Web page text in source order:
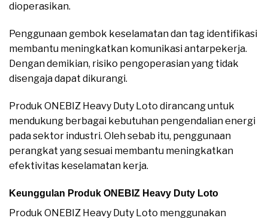
dioperasikan.
Penggunaan gembok keselamatan dan tag identifikasi
membantu meningkatkan komunikasi antarpekerja.
Dengan demikian, risiko pengoperasian yang tidak
disengaja dapat dikurangi.
Produk ONEBIZ Heavy Duty Loto dirancang untuk
mendukung berbagai kebutuhan pengendalian energi
pada sektor industri. Oleh sebab itu, penggunaan
perangkat yang sesuai membantu meningkatkan
efektivitas keselamatan kerja.
Keunggulan Produk ONEBIZ Heavy Duty Loto
Produk ONEBIZ Heavy Duty Loto menggunakan